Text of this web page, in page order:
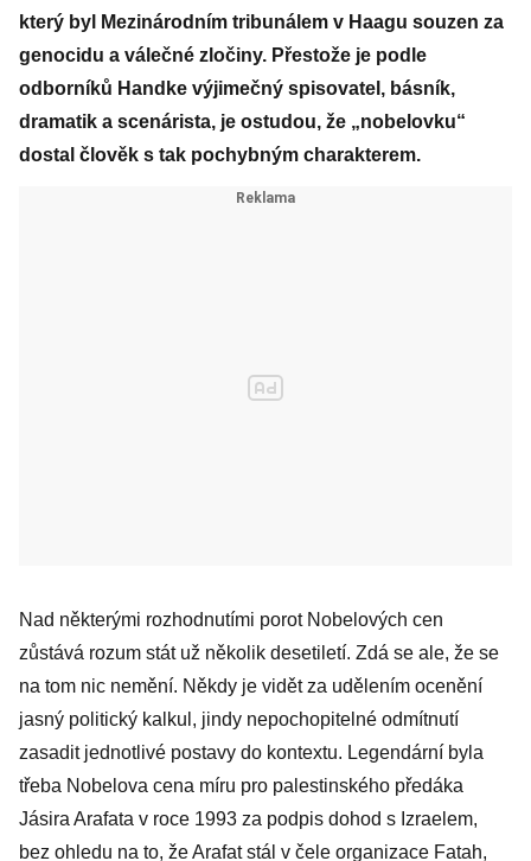
který byl Mezinárodním tribunálem v Haagu souzen za
genocidu a válečné zločiny. Přestože je podle
odborníků Handke výjimečný spisovatel, básník,
dramatik a scenárista, je ostudou, že „nobelovku“
dostal člověk s tak pochybným charakterem.
Nad některými rozhodnutími porot Nobelových cen
zůstává rozum stát už několik desetiletí. Zdá se ale, že se
na tom nic nemění. Někdy je vidět za udělením ocenění
jasný politický kalkul, jindy nepochopitelné odmítnutí
zasadit jednotlivé postavy do kontextu. Legendární byla
třeba Nobelova cena míru pro palestinského předáka
Jásira Arafata v roce 1993 za podpis dohod s Izraelem,
bez ohledu na to, že Arafat stál v čele organizace Fatah,